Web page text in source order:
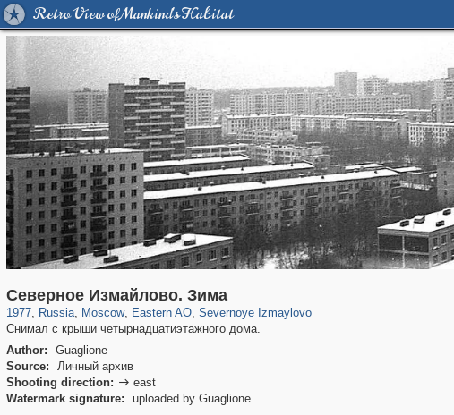
Retro View of Mankind's Habitat
Северное Измайлово. Зима
1977, Russia
1,406,257 29,243
, Moscow
319,779 8,286
, Eastern AO
20,925 306
, Severnoye Izmaylovo
819
Снимал с крыши четырнадцатиэтажного дома.
Author:
Guaglione
Source:
Личный архив
Shooting direction:  east
Watermark signature:
uploaded by Guaglione